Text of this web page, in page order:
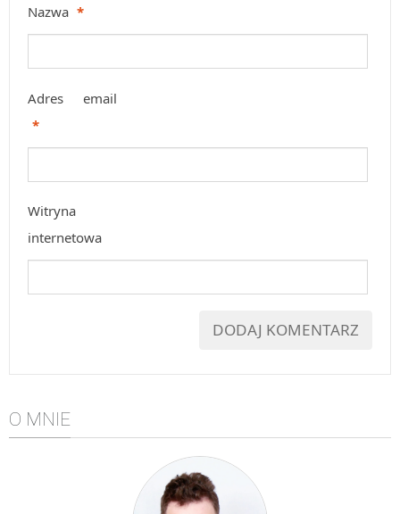
Nazwa *
Adres email
*
Witryna
internetowa
O MNIE